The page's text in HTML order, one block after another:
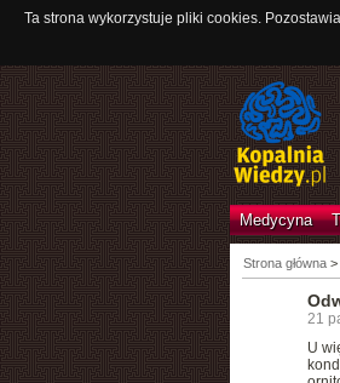
Ta strona wykorzystuje pliki cookies.
Medycyna
Strona główna>
21
U